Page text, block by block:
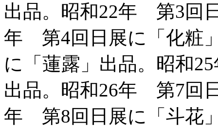
出品。昭和22年 第3回
年 第4回日展に「化粧
に「蓮露」出品。昭和
出品。昭和26年 第7回
年 第8回日展に「斗花